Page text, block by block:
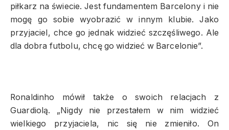
piłkarz na świecie. Jest fundamentem Barcelony i nie
mogę go sobie wyobrazić w innym klubie. Jako
przyjaciel, chce go jednak widzieć szczęśliwego. Ale
dla dobra futbolu, chcę go widzieć w Barcelonie”.
Ronaldinho mówił także o swoich relacjach z
Guardiolą. „Nigdy nie przestałem w nim widzieć
wielkiego przyjaciela, nic się nie zmieniło. On